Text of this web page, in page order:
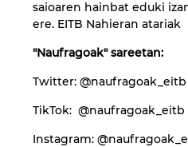
saioaren hainbat eduki
ere. EITB Nahieran atariak
"Naufragoak" sareetan:
Twitter: @naufragoak_eitb
TikTok: @naufragoak_eitb
Instagram: